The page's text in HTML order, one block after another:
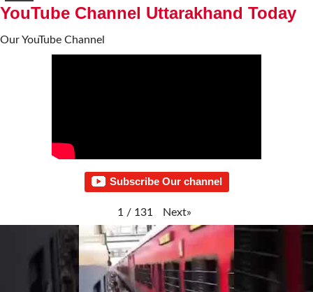
YouTube Channel Uttarakhand Today
Our YouTube Channel
Subscribe Our channel
1 / 131 Next»